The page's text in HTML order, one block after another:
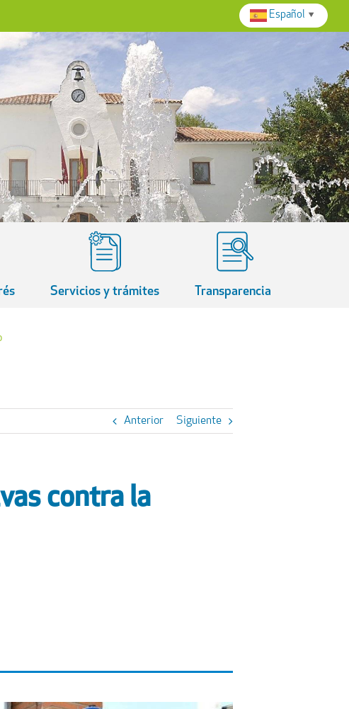
Servicios y trámites Transparencia
Anterior Siguiente
contra la
Español ▼